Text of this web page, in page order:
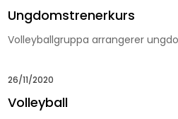
Ungdomstrenerkurs
Volleyballgruppa arrangerer
26/11/2020
Volleyball